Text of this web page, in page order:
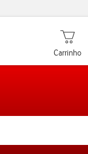
Carrinho